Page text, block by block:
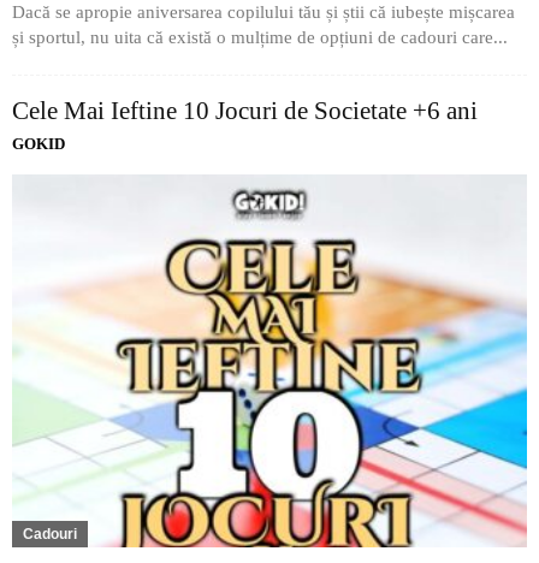
Dacă se apropie aniversarea copilului tău și știi că iubește mișcarea
și sportul, nu uita că există o mulțime de opțiuni de cadouri care...
Cele Mai Ieftine 10 Jocuri de Societate +6 ani
GOKID
Cadouri